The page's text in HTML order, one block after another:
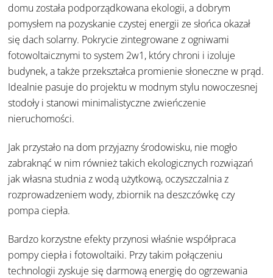
domu została podporządkowana ekologii, a dobrym
pomysłem na pozyskanie czystej energii ze słońca okazał
się dach solarny. Pokrycie zintegrowane z ogniwami
fotowoltaicznymi to system 2w1, który chroni i izoluje
budynek, a także przekształca promienie słoneczne w prąd.
Idealnie pasuje do projektu w modnym stylu nowoczesnej
stodoły i stanowi minimalistyczne zwieńczenie
nieruchomości.
Jak przystało na dom przyjazny środowisku, nie mogło
zabraknąć w nim również takich ekologicznych rozwiązań
jak własna studnia z wodą użytkową, oczyszczalnia z
rozprowadzeniem wody, zbiornik na deszczówkę czy
pompa ciepła.
Bardzo korzystne efekty przynosi właśnie współpraca
pompy ciepła i fotowoltaiki. Przy takim połączeniu
technologii zyskuje się darmową energię do ogrzewania